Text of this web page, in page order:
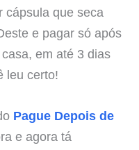
cápsula que seca
e pagar só após
em até 3 dias
leu certo!
Pague Depois de
e agora tá